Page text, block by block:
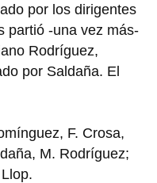
por los dirigentes
partió -una vez más-
Rodríguez,
por Saldaña. El
F. Crosa,
M. Rodríguez;